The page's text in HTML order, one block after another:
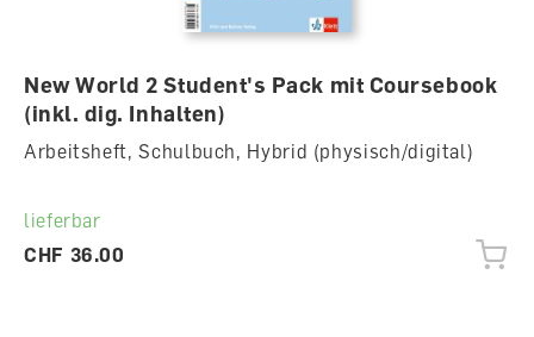
New World 2 Student's Pack mit Coursebook
(inkl. dig. Inhalten)
Arbeitsheft, Schulbuch, Hybrid (physisch/digital)
lieferbar
CHF 36.00